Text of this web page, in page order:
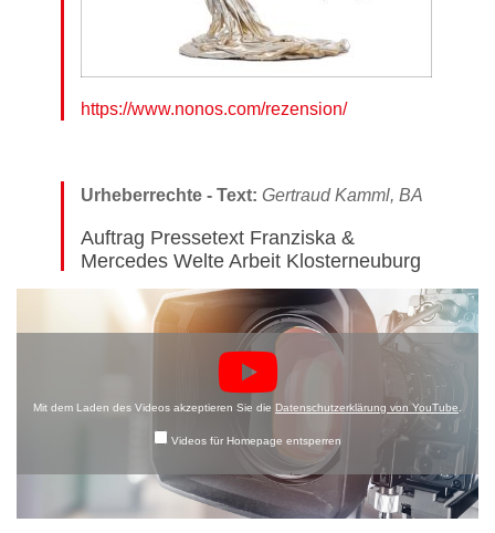
https://www.nonos.com/rezension/
Urheberrechte - Text: Gertraud Kamml, BA
Auftrag Pressetext Franziska &
Mercedes Welte Arbeit Klosterneuburg
Mit dem Laden des Videos akzeptieren Sie die Datenschutzerklärung von YouTube.
Videos für Homepage entsperren